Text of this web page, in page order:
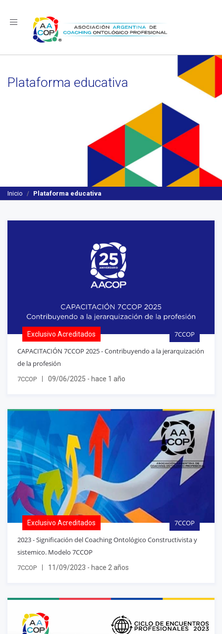
Navegación
Plataforma educativa
Inicio Plataforma educativa
7CCOP
Exclusivo Acreditados
CAPACITACIÓN 7CCOP 2025 - Contribuyendo a la jerarquización
de la profesión
7CCOP 09/06/2025 - hace 1 año
7CCOP
Exclusivo Acreditados
2023 - Significación del Coaching Ontológico Constructivista y
sistemico. Modelo 7CCOP
7CCOP 11/09/2023 - hace 2 años